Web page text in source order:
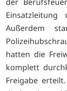
Außerdem
hatten die
komplett
Freigabe